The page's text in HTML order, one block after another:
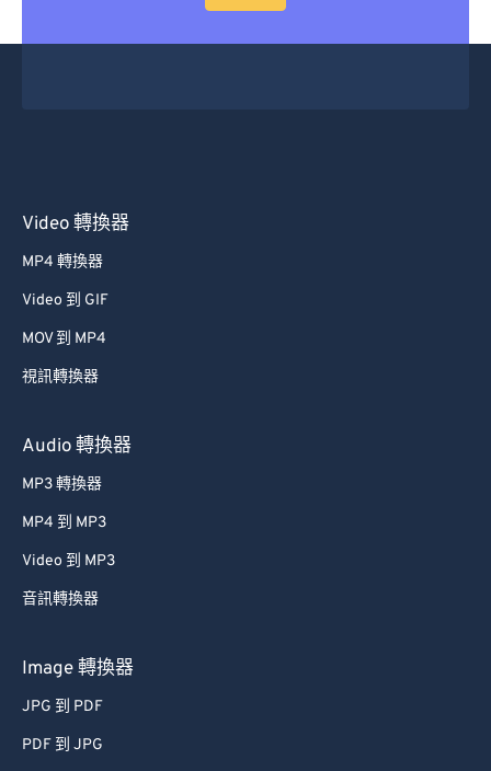
Video 轉換器
MP4 轉換器
Video 到 GIF
MOV 到 MP4
視訊轉換器
Audio 轉換器
MP3 轉換器
MP4 到 MP3
Video 到 MP3
音訊轉換器
Image 轉換器
JPG 到 PDF
PDF 到 JPG